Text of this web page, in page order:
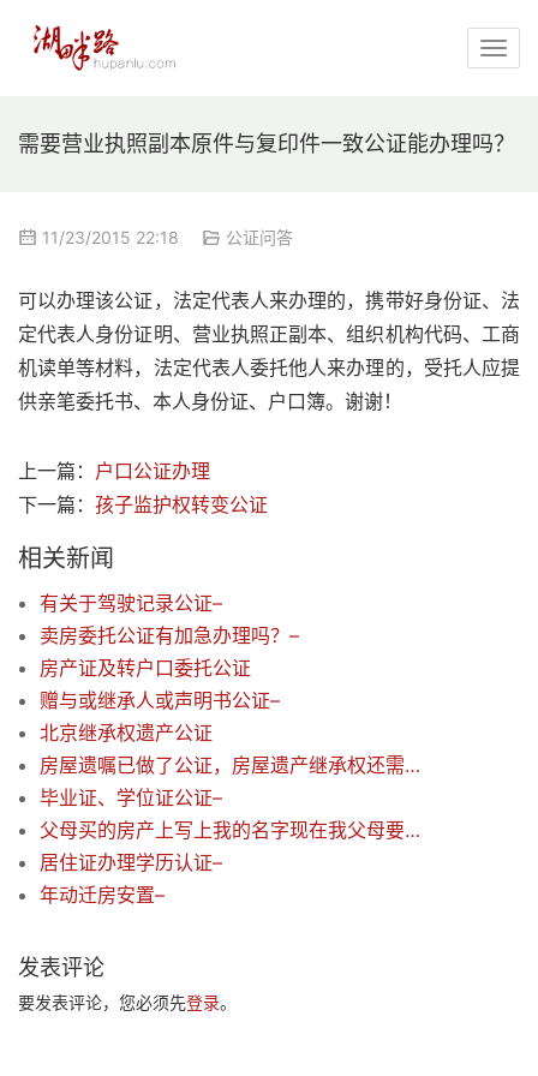
需要营业执照副本原件与复印件一致公证能办理吗？
11/23/2015 22:18 公证问答
可以办理该公证，法定代表人来办理的，携带好身份证、法
定代表人身份证明、营业执照正副本、组织机构代码、工商
机读单等材料，法定代表人委托他人来办理的，受托人应提
供亲笔委托书、本人身份证、户口簿。谢谢！
上一篇： 户口公证办理
下一篇： 孩子监护权转变公证
相关新闻
有关于驾驶记录公证–
卖房委托公证有加急办理吗？–
房产证及转户口委托公证
赠与或继承人或声明书公证–
北京继承权遗产公证
房屋遗嘱已做了公证，房屋遗产继承权还需再做公证吗？
毕业证、学位证公证–
父母买的房产上写上我的名字现在我父母要把我的名字从房产证上除去。
居住证办理学历认证–
年动迁房安置–
发表评论
要发表评论，您必须先登录。